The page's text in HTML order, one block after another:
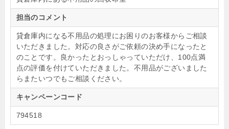
担当のコメント
貸倉庫内になる不用品の処理にお困りのお客様からご相談
いただきました。対応の良さがご依頼の決め手になったと
のことです。良かったとおっしゃっていただけ、100点満
点の評価を付けていただきました。不用品がございました
らまたいつでもご相談ください。
キャンペーンコード
794518